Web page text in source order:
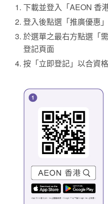
下載並登入「AEON 香
登入後點選「推廣優惠」
於選單之最右方點選「
登記頁面
按「立即登記」以合資